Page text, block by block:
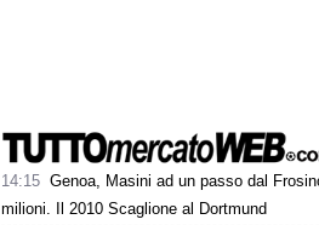
14:15 Genoa, Masini ad un passo dal
milioni. Il 2010 Scaglione al Dortmund